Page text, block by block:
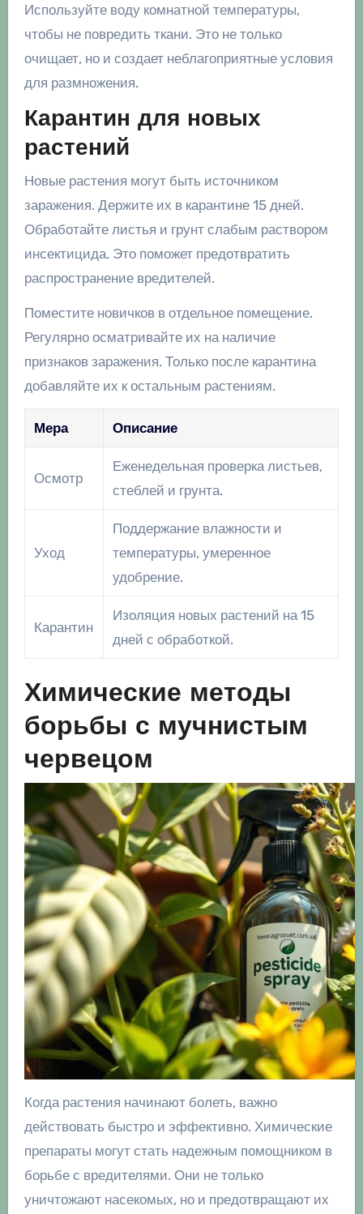
Используйте воду комнатной температуры,
чтобы не повредить ткани. Это не только
очищает, но и создает неблагоприятные условия
для размножения.
Карантин для новых
растений
Новые растения могут быть источником
заражения. Держите их в карантине 15 дней.
Обработайте листья и грунт слабым раствором
инсектицида. Это поможет предотвратить
распространение вредителей.
Поместите новичков в отдельное помещение.
Регулярно осматривайте их на наличие
признаков заражения. Только после карантина
добавляйте их к остальным растениям.
Мера Описание
Осмотр
Еженедельная проверка листьев,
стеблей и грунта.
Уход
Поддержание влажности и
температуры, умеренное
удобрение.
Карантин
Изоляция новых растений на 15
дней с обработкой.
Химические методы
борьбы с мучнистым
червецом
Когда растения начинают болеть, важно
действовать быстро и эффективно. Химические
препараты могут стать надежным помощником в
борьбе с вредителями. Они не только
уничтожают насекомых, но и предотвращают их